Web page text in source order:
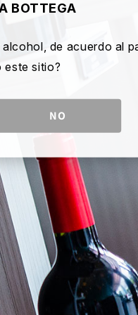
BOTTEGA
de acuerdo al
este sitio?
NO